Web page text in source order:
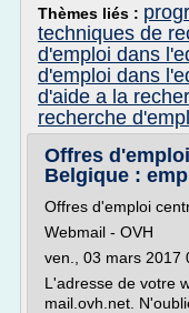
Thèmes liés :
techniques de
d'emploi dans
d'emploi dans
d'aide a la
recherche
Offres
Belgique :
Offres d'emploi
Webmail - OVH
ven., 03 mars 2017
L'adresse de votre
mail.ovh.net.